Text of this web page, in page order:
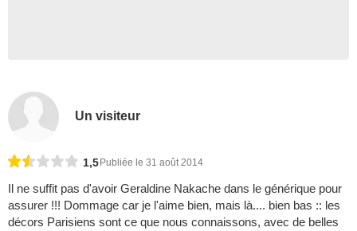
Un visiteur
1,5 Publiée le 31 août 2014
Il ne suffit pas d'avoir Geraldine Nakache dans le générique pour
assurer !!! Dommage car je l'aime bien, mais là.... bien bas :: les
décors Parisiens sont ce que nous connaissons, avec de belles